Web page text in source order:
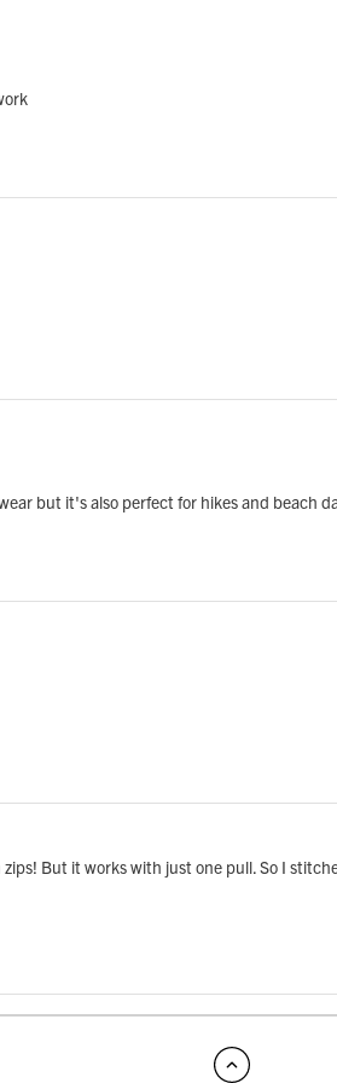
but it's also perfect for hikes and beach
But it works with just one pull. So I